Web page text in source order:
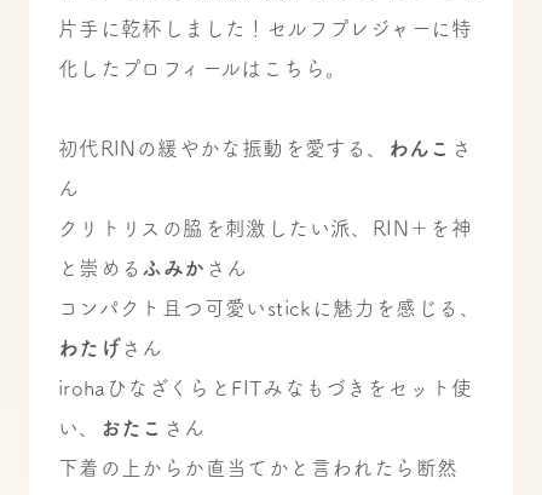
片手に乾杯しました！セルフプレジャーに特
化したプロフィールはこちら。
初代RINの緩やかな振動を愛する、 わんこ さ
ん
クリトリスの脇を刺激したい派、RIN＋を神
と崇める ふみか さん
コンパクト且つ可愛いstickに魅力を感じる、
わたげさん
irohaひなざくらとFITみなもづきをセット使
い、
おたこ さん
下着の上からか直当てかと言われたら断然